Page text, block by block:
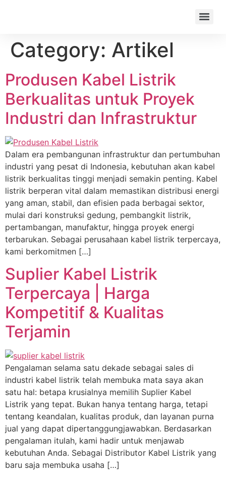
Category: Artikel
Produsen Kabel Listrik
Berkualitas untuk Proyek
Industri dan Infrastruktur
Dalam era pembangunan infrastruktur dan pertumbuhan
industri yang pesat di Indonesia, kebutuhan akan kabel
listrik berkualitas tinggi menjadi semakin penting. Kabel
listrik berperan vital dalam memastikan distribusi energi
yang aman, stabil, dan efisien pada berbagai sektor,
mulai dari konstruksi gedung, pembangkit listrik,
pertambangan, manufaktur, hingga proyek energi
terbarukan. Sebagai perusahaan kabel listrik terpercaya,
kami berkomitmen […]
Suplier Kabel Listrik
Terpercaya | Harga
Kompetitif & Kualitas
Terjamin
Pengalaman selama satu dekade sebagai sales di
industri kabel listrik telah membuka mata saya akan
satu hal: betapa krusialnya memilih Suplier Kabel
Listrik yang tepat. Bukan hanya tentang harga, tetapi
tentang keandalan, kualitas produk, dan layanan purna
jual yang dapat dipertanggungjawabkan. Berdasarkan
pengalaman itulah, kami hadir untuk menjawab
kebutuhan Anda. Sebagai Distributor Kabel Listrik yang
baru saja membuka usaha […]